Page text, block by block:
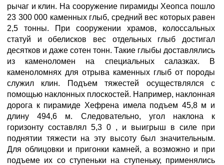
рычаг и клин. На сооружение пирамиды Хеопса пошло
23 300 000 каменных глыб, средний вес которых равен
2,5 тонны. При сооружении храмов, колоссальных
статуй и обелисков вес отдельных глыб достигал
десятков и даже сотен тонн. Такие глыбы доставлялись
из каменоломен на специальных салазках. В
каменоломнях для отрыва каменных глыб от породы
служил клин. Подъем тяжестей осуществлялся с
помощью наклонных плоскостей. Например, наклонная
дорога к пирамиде Хефрена имела подъем 45,8 м и
длину 494,6 м. Следовательно, угол наклона к
горизонту составлял 5,3 0 , и выигрыш в силе при
поднятии тяжести на эту высоту был значительным.
Для облицовки и пригонки камней, а возможно и при
подъеме их со ступеньки на ступеньку, применялись